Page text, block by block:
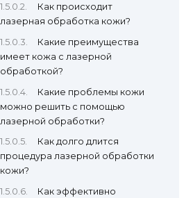
Как происходит
лазерная обработка кожи?
Какие преимущества
имеет кожа с лазерной
обработкой?
Какие проблемы кожи
можно решить с помощью
лазерной обработки?
Как долго длится
процедура лазерной обработки
кожи?
Как эффективно